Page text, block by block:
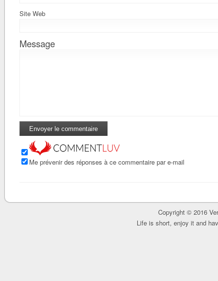
Site Web
Message
Me prévenir des réponses à ce commentaire par e-mail
Copyright © 2016
Life is short, enjoy it and